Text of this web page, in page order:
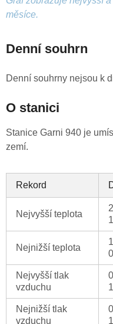
měsíce.
Denní souhrn
Denní souhrny nejsou k
O stanici
Stanice Garni 940 je
zemí.
Rekord
Nejvyšší teplota
Nejnižší teplota
Nejvyšší tlak
vzduchu
Nejnižší tlak
vzduchu